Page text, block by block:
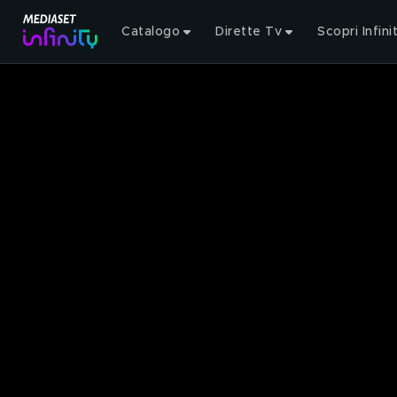
Catalogo Dirette Tv Scopri